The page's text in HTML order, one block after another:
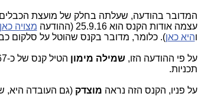
עצמה אודות הקנס הוא 25.9.16 (ההודעה
מצויה כאן
והיא כאן). כלומר, מדובר בקנס שהוטל על סלקום
על פי ההודעה הזו,שמילה מימון
‏תכניות.
על פניו, הקנס הזה נראה מוצדק (גם העובדה היא,